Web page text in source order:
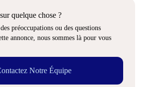
quelque chose ?
préoccupations ou des questions
annonce, nous sommes là pour vous
Notre Équipe